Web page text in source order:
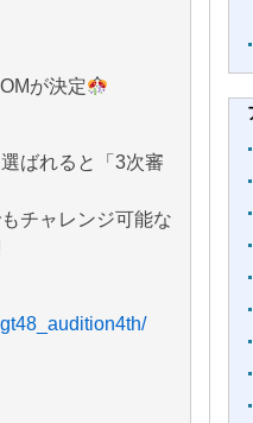
が決定
ばれると「3次審
チャレンジ可能な